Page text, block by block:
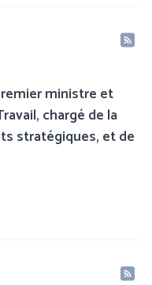
ministre et
chargé de la
stratégiques, et de